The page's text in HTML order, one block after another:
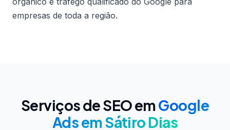
empresas de toda a região.
Serviços de SEO emGoogle
Ads em Sátiro Dias